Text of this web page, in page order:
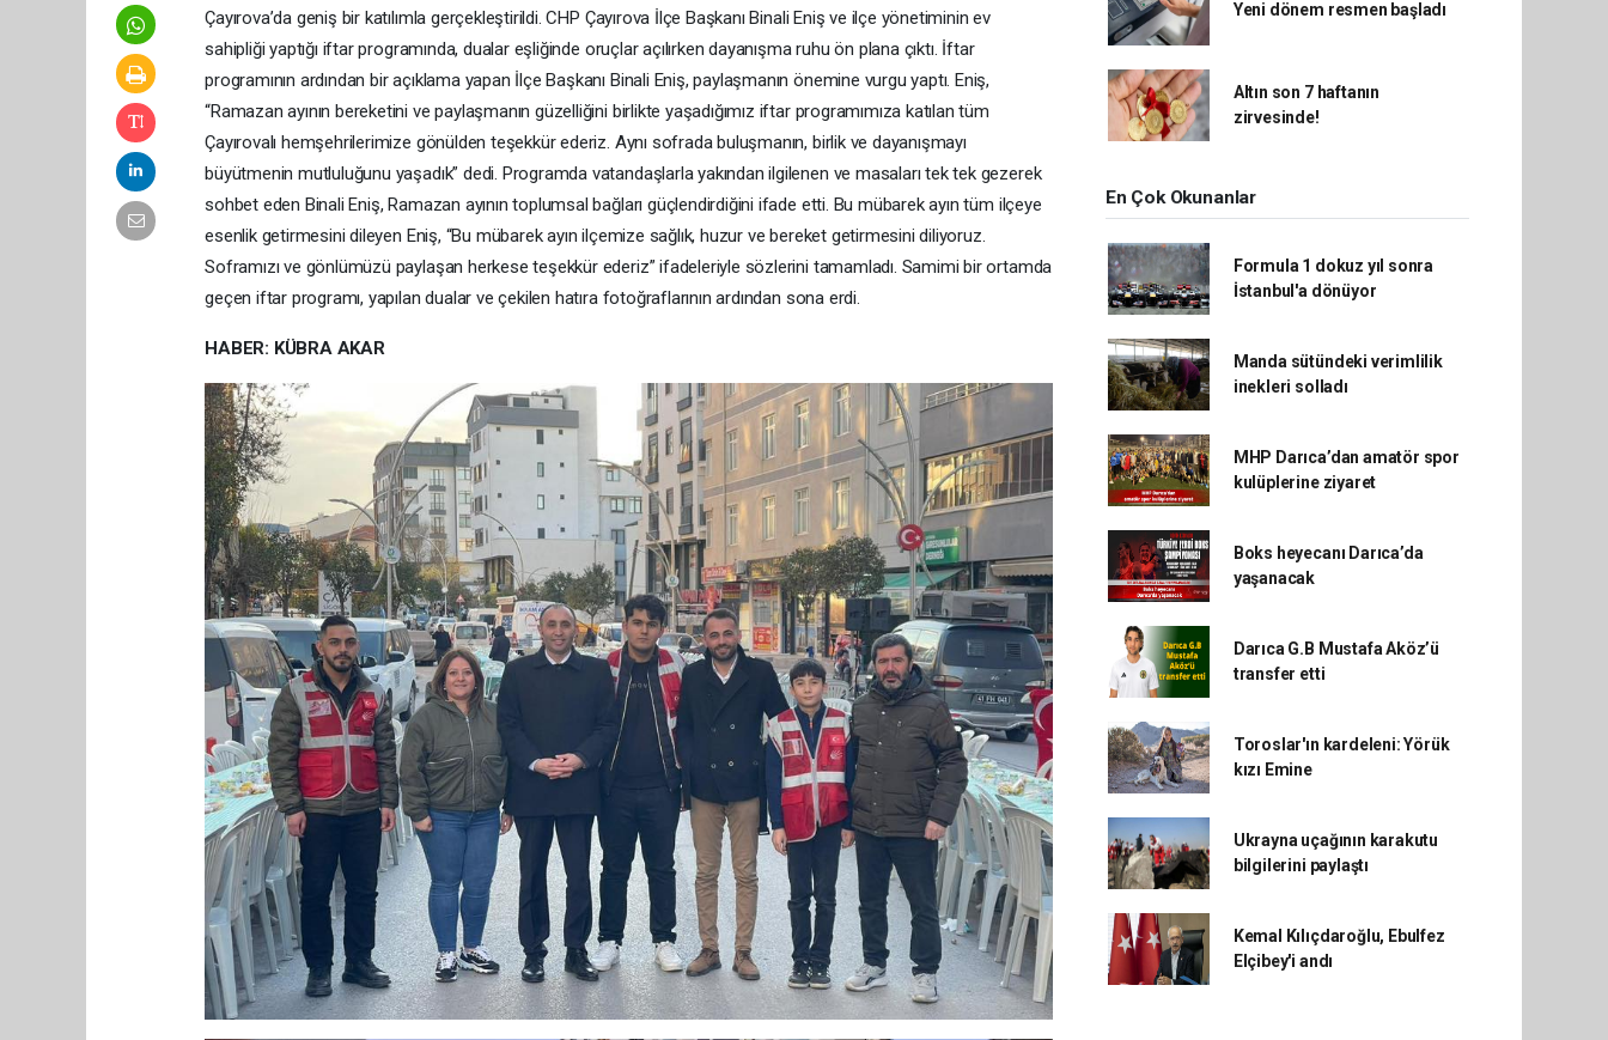
Çayırova’da geniş bir katılımla gerçekleştirildi. CHP Çayırova İlçe Başkanı Binali Eniş ve ilçe yönetiminin ev
sahipliği yaptığı iftar programında, dualar eşliğinde oruçlar açılırken dayanışma ruhu ön plana çıktı. İftar
programının ardından bir açıklama yapan İlçe Başkanı Binali Eniş, paylaşmanın önemine vurgu yaptı. Eniş,
“Ramazan ayının bereketini ve paylaşmanın güzelliğini birlikte yaşadığımız iftar programımıza katılan tüm
Çayırovalı hemşehrilerimize gönülden teşekkür ederiz. Aynı sofrada buluşmanın, birlik ve dayanışmayı
büyütmenin mutluluğunu yaşadık” dedi. Programda vatandaşlarla yakından ilgilenen ve masaları tek tek gezerek
sohbet eden Binali Eniş, Ramazan ayının toplumsal bağları güçlendirdiğini ifade etti. Bu mübarek ayın tüm ilçeye
esenlik getirmesini dileyen Eniş, “Bu mübarek ayın ilçemize sağlık, huzur ve bereket getirmesini diliyoruz.
Soframızı ve gönlümüzü paylaşan herkese teşekkür ederiz” ifadeleriyle sözlerini tamamladı. Samimi bir ortamda
geçen iftar programı, yapılan dualar ve çekilen hatıra fotoğraflarının ardından sona erdi.
HABER: KÜBRA AKAR
Yeni dönem resmen başladı
Altın son 7 haftanın
zirvesinde!
En Çok Okunanlar
Formula 1 dokuz yıl sonra
İstanbul'a dönüyor
Manda sütündeki verimlilik
inekleri solladı
MHP Darıca’dan amatör spor
kulüplerine ziyaret
Boks heyecanı Darıca’da
yaşanacak
Darıca G.B Mustafa Aköz’ü
transfer etti
Toroslar'ın kardeleni: Yörük
kızı Emine
Ukrayna uçağının karakutu
bilgilerini paylaştı
Kemal Kılıçdaroğlu, Ebulfez
Elçibey'i andı